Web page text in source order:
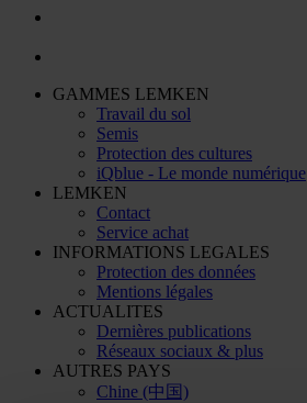
GAMMES LEMKEN
Travail du sol
Semis
Protection des cultures
iQblue - Le monde numérique
LEMKEN
Contact
Service achat
INFORMATIONS LEGALES
Protection des données
Mentions légales
ACTUALITES
Dernières publications
Réseaux sociaux & plus
AUTRES PAYS
Chine (中国)